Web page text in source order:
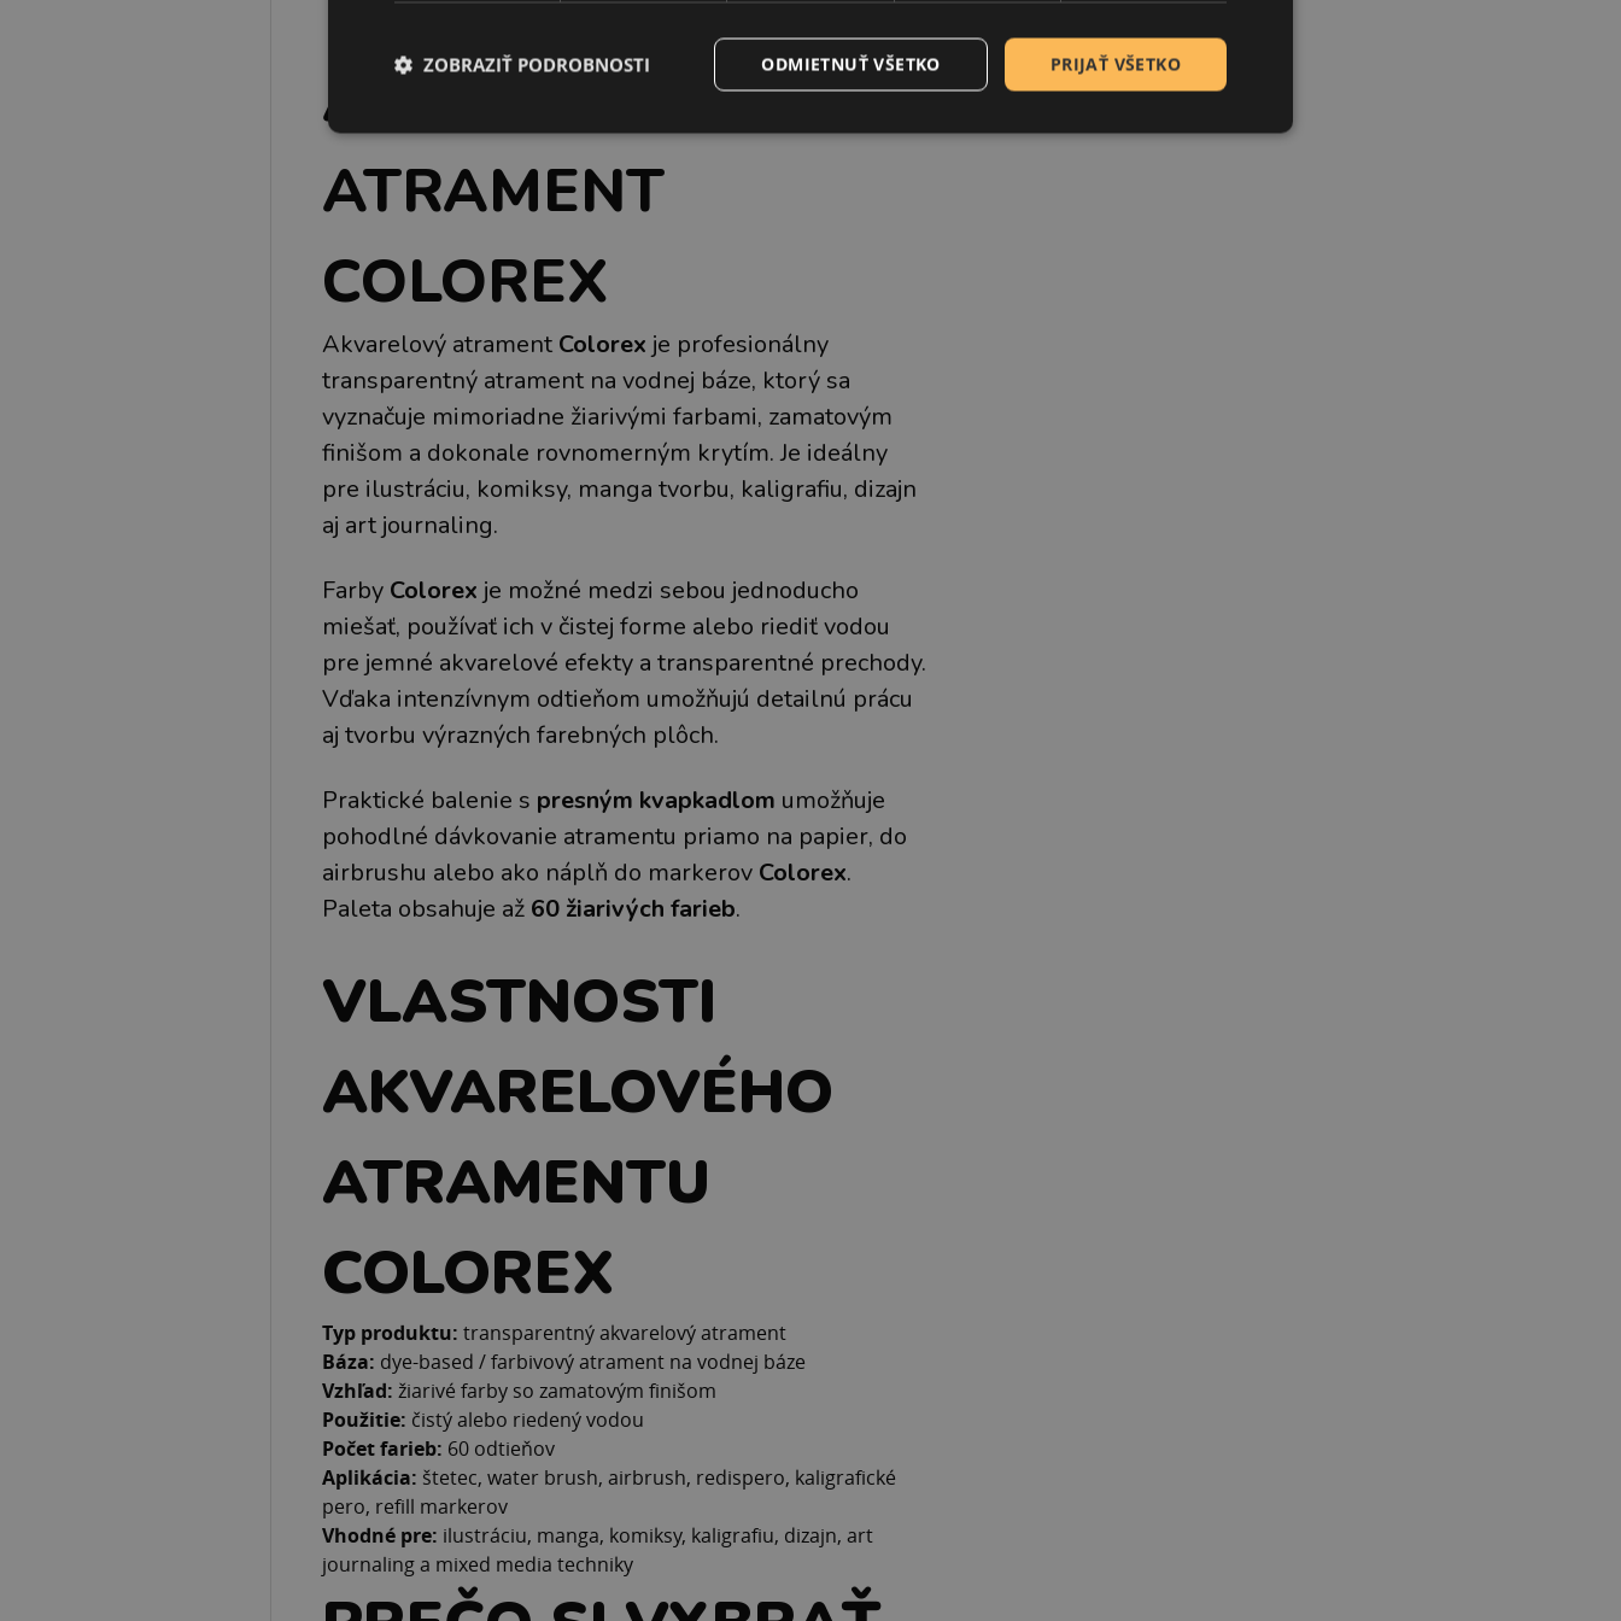
AKVARELOVÝ
ATRAMENT
COLOREX
Akvarelový atrament Colorex je profesionálny
transparentný atrament na vodnej báze, ktorý sa
vyznačuje mimoriadne žiarivými farbami, zamatovým
finišom a dokonale rovnomerným krytím. Je ideálny
pre ilustráciu, komiksy, manga tvorbu, kaligrafiu, dizajn
aj art journaling.
Farby Colorex je možné medzi sebou jednoducho
miešať, používať ich v čistej forme alebo riediť vodou
pre jemné akvarelové efekty a transparentné prechody.
Vďaka intenzívnym odtieňom umožňujú detailnú prácu
aj tvorbu výrazných farebných plôch.
Praktické balenie s presným kvapkadlom umožňuje
pohodlné dávkovanie atramentu priamo na papier, do
airbrushu alebo ako náplň do markerov Colorex.
Paleta obsahuje až 60 žiarivých farieb.
VLASTNOSTI
AKVARELOVÉHO
ATRAMENTU
COLOREX
Typ produktu: transparentný akvarelový atrament
Báza: dye-based / farbivový atrament na vodnej báze
Vzhľad: žiarivé farby so zamatovým finišom
Použitie: čistý alebo riedený vodou
Počet farieb: 60 odtieňov
Aplikácia: štetec, water brush, airbrush, redispero, kaligrafické
pero, refill markerov
Vhodné pre: ilustráciu, manga, komiksy, kaligrafiu, dizajn, art
journaling a mixed media techniky
PRIJAŤ VŠETKO
ODMIETNUŤ VŠETKO
ZOBRAZIŤ PODROBNOSTI